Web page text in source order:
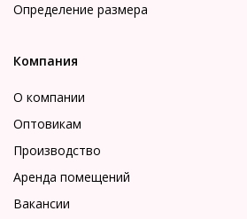
Определение размера
Компания
О компании
Оптовикам
Производство
Аренда помещений
Вакансии